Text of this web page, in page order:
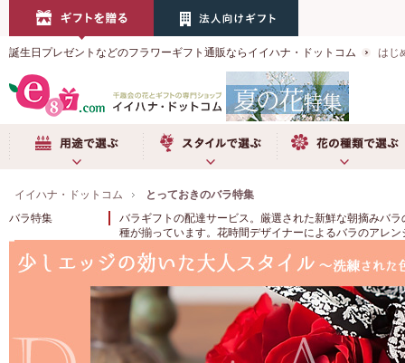
誕生日プレゼントなどのフラワーギフト通販ならイイハナ・ドットコム はじ
イイハナ・ドットコム
とっておきのバラ特集
バラ特集
バラギフトの配達サービス。厳選された新鮮な朝摘みバ
種が揃っています。花時間デザイナーによるバラのアレ